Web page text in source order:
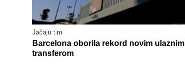
Jačaju tim
Barcelona oborila rekord novim ulaznim
transferom